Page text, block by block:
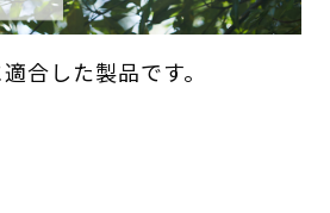
合した製品です。